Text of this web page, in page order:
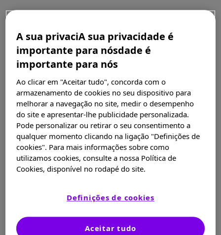
La insulino resistencia o resistencia a la
insulina hace referencia a la dificultad que
tiene la insulina en entrar a las células para
realizar sus acciones metabólicas.
Para compensar esta situación el páncreas
responde produciendo mayor cantidad de
Insulina y manteniendo así las glucemias
normales.
La resistencia a la insulina puede, con el
tiempo, dar lugar al desarrollo de diabetes
Esto sucede cuando el páncreas ya no es
capaz de compensar esta resistencia
secretando mayor cantidad de insulina.
A sua privaciA sua privacidade é
importante para nósdade é
importante para nós
Ao clicar em "Aceitar tudo", concorda com o
armazenamento de cookies no seu dispositivo para
melhorar a navegação no site, medir o desempenho
do site e apresentar-lhe publicidade personalizada.
Pode personalizar ou retirar o seu consentimento a
qualquer momento clicando na ligação "Definições de
cookies". Para mais informações sobre como
utilizamos cookies, consulte a nossa Política de
Cookies, disponível no rodapé do site.
Definições de cookies
Aceitar tudo